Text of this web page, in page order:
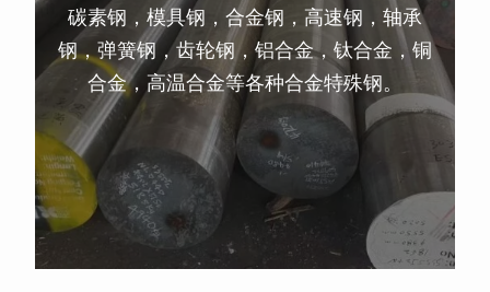
碳素钢，模具钢，合金钢，高速钢，轴承
钢，弹簧钢，齿轮钢，铝合金，钛合金，铜
合金，高温合金等各种合金特殊钢。